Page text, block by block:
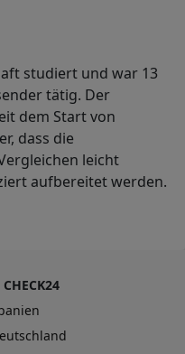
studiert und war 13
tätig. Der
dem Start von
dass die
leicht
aufbereitet werden.
CHECK24